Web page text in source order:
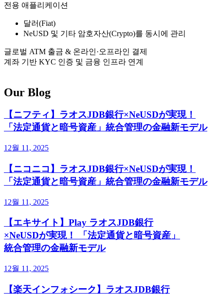
전용 애플리케이션
달러(Fiat)
NeUSD 및 기타 암호자산(Crypto)를 동시에 관리
글로벌 ATM 출금 & 온라인·오프라인 결제
계좌 기반 KYC 인증 및 금융 인프라 연계
Our Blog
【ニフティ】ラオスJDB銀行×NeUSDが実現！
「法定通貨と暗号資産」統合管理の金融新モデル
12월 11, 2025
【ニコニコ】ラオスJDB銀行×NeUSDが実現！
「法定通貨と暗号資産」統合管理の金融新モデル
12월 11, 2025
【エキサイト】Play ラオスJDB銀行
×NeUSDが実現！ 「法定通貨と暗号資産」
統合管理の金融新モデル
12월 11, 2025
【楽天インフォシーク】ラオスJDB銀行